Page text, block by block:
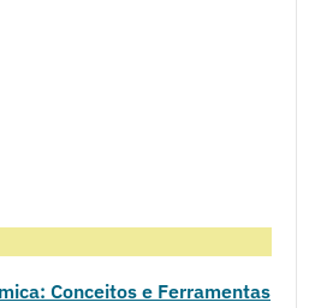
Conceitos e Ferramentas